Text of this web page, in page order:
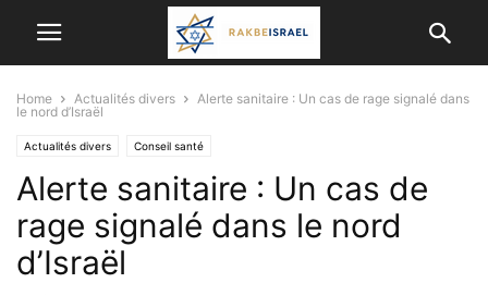
Home Actualités divers
Alerte sanitaire : Un cas de rage signalé dans
le nord d’Israël
Actualités divers Conseil santé
Alerte sanitaire : Un cas de
rage signalé dans le nord
d’Israël